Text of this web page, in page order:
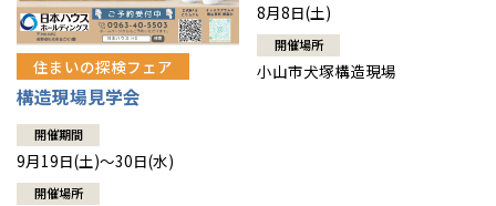
住まいの探検フェア
構造現場見学会
開催期間
9月19日(土)～30日(水)
開催場所
8月8日(土)
開催場所
小山市犬塚構造現場